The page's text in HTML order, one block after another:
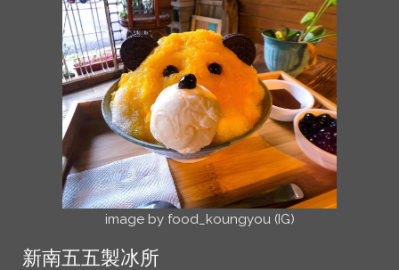
image by food_koungyou (IG)
新南五五製冰所